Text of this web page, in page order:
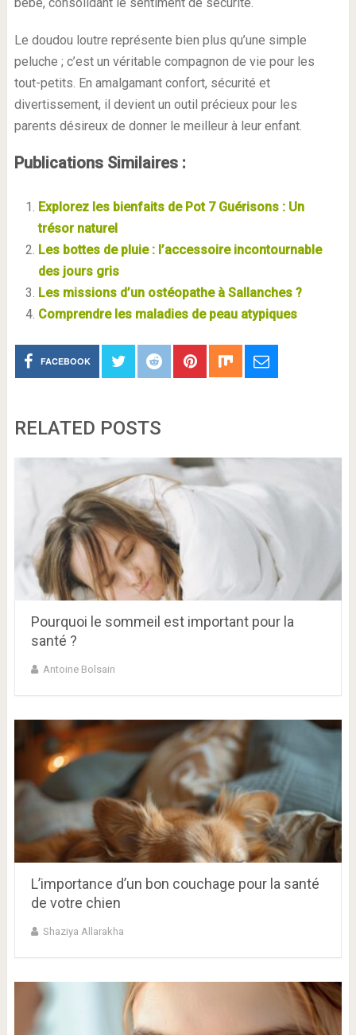
Le doudou loutre représente bien plus qu’une simple
peluche ; c’est un véritable compagnon de vie pour les
tout-petits. En amalgamant confort, sécurité et
divertissement, il devient un outil précieux pour les
parents désireux de donner le meilleur à leur enfant.
Publications Similaires :
Explorez les bienfaits de Pot 7 Guérisons : Un
trésor naturel
Les bottes de pluie : l’accessoire incontournable
des jours gris
Les missions d’un ostéopathe à Sallanches ?
Comprendre les maladies de peau atypiques
FACEBOOK
RELATED POSTS
Pourquoi le sommeil est important pour la
santé ?
Antoine Bolsain
L’importance d’un bon couchage pour la santé
de votre chien
Shaziya Allarakha